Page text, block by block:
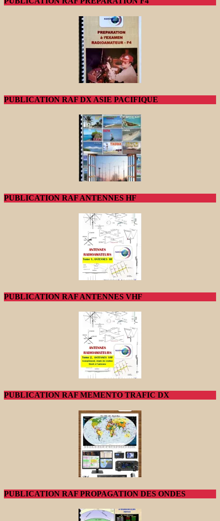
PUBLICATION RAF DX ASIE PACIFIQUE
PUBLICATION RAF ANTENNES HF
PUBLICATION RAF ANTENNES VHF
PUBLICATION RAF MEMENTO TRAFIC DX
PUBLICATION RAF PROPAGATION DES ONDES